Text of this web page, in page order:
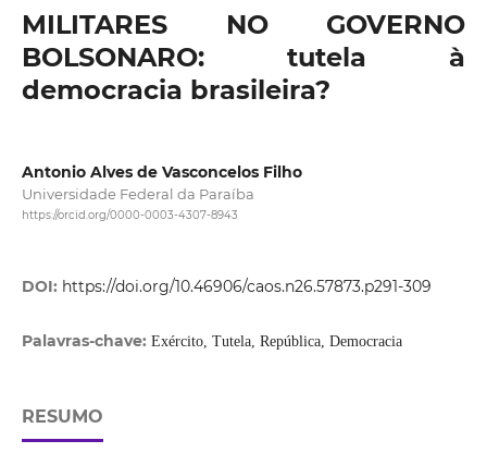
MILITARES NO GOVERNO
BOLSONARO: tutela à
democracia brasileira?
Antonio Alves de Vasconcelos Filho
Universidade Federal da Paraíba
https://orcid.org/0000-0003-4307-8943
DOI: https://doi.org/10.46906/caos.n26.57873.p291-309
Palavras-chave: Exército, Tutela, República, Democracia
RESUMO